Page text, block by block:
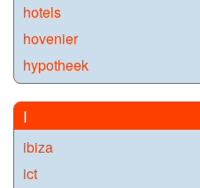
hotels
hovenier
hypotheek
I
ibiza
ict